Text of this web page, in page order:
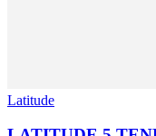
Latitude